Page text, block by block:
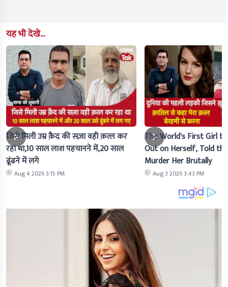
यह भी देखे...
जिसे मिली उम्र क़ैद की सज़ा वही क़त्ल कर
रहा था,10 साल लाश पहचानने में,20 साल
ढूंढने में लगे
Aug 4 2026 3:15 PM
The World's First Girl
Out on Herself, Told
Murder Her Brutally
Aug 3 2026 3:43 PM